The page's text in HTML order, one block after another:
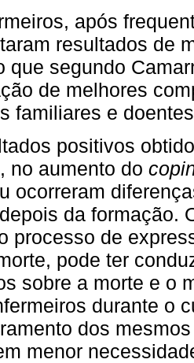
após
resultados de
que segundo
de melhores
familiares e
positivos
no aumento do
ocorreram
da formação.
processo de
pode ter
sobre a morte e o
durante o
dos
menor